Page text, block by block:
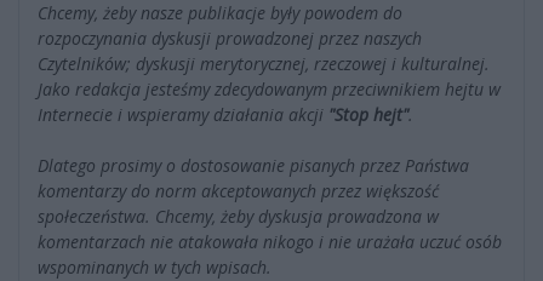
Chcemy, żeby nasze publikacje były powodem do
rozpoczynania dyskusji prowadzonej przez naszych
Czytelników; dyskusji merytorycznej, rzeczowej i kulturalnej.
Jako redakcja jesteśmy zdecydowanym przeciwnikiem hejtu w
Internecie i wspieramy działania akcji "Stop hejt".
Dlatego prosimy o dostosowanie pisanych przez Państwa
komentarzy do norm akceptowanych przez większość
społeczeństwa. Chcemy, żeby dyskusja prowadzona w
komentarzach nie atakowała nikogo i nie urażała uczuć osób
wspominanych w tych wpisach.